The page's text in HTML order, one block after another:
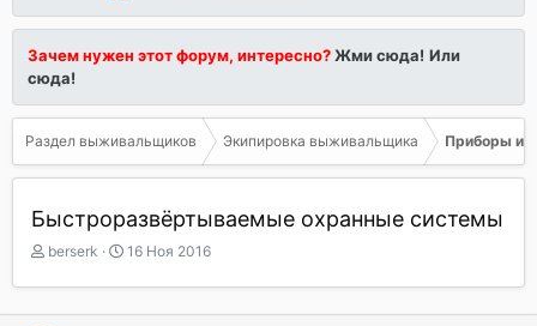
Зачем нужен этот форум, интересно?Жми сюда! Или
сюда!
Раздел выживальщиков Экипировка выживальщика Приборы и
Быстроразвёртываемые охранные системы
А
т
о
berserk
Д
т
а
16 Ноя 2016